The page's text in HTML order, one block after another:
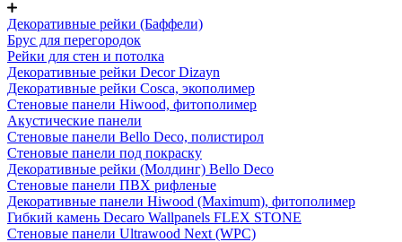
Декоративные рейки (Баффели)
Брус для перегородок
Рейки для стен и потолка
Декоративные рейки Decor Dizayn
Декоративные рейки Cosca, экополимер
Стеновые панели Hiwood, фитополимер
Акустические панели
Стеновые панели Bello Deco, полистирол
Стеновые панели под покраску
Декоративные рейки (Молдинг) Bello Deco
Стеновые панели ПВХ рифленые
Декоративные панели Hiwood (Maximum), фитополимер
Гибкий камень Decaro Wallpanels FLEX STONE
Стеновые панели Ultrawood Next (WPC)